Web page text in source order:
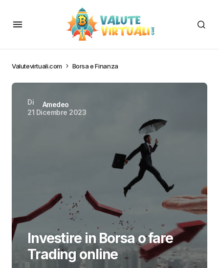
Valutevirtuali.com Borsa e Finanza
Di
Amedeo
21 Dicembre 2023
Investire in Borsa o fare
Trading online